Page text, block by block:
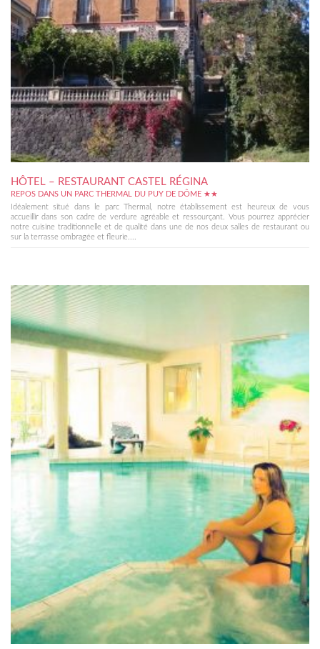
HÔTEL – RESTAURANT CASTEL RÉGINA
REPOS DANS UN PARC THERMAL DU PUY DE DÔME ★★
Idéalement situé dans le parc Thermal, notre établissement est heureux de vous
accueillir dans son cadre de verdure agréable et ressourçant. Vous pourrez apprécier
notre cuisine traditionnelle et de qualité dans une de nos deux salles de restaurant ou
sur la terrasse ombragée et fleurie....